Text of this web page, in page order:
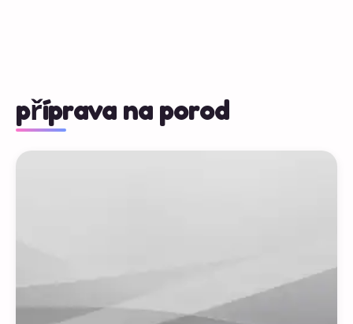
příprava na porod